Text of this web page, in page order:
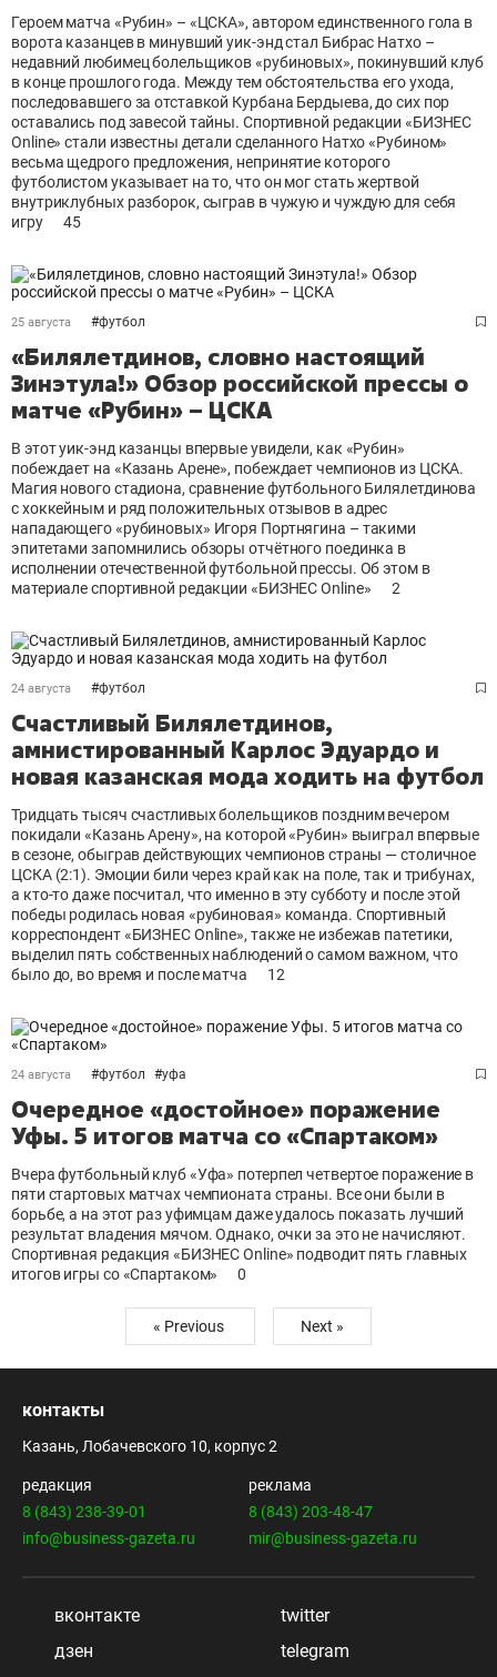
Героем матча «Рубин» – «ЦСКА», автором единственного гола в
ворота казанцев в минувший уик-энд стал Бибрас Натхо –
недавний любимец болельщиков «рубиновых», покинувший клуб
в конце прошлого года. Между тем обстоятельства его ухода,
последовавшего за отставкой Курбана Бердыева, до сих пор
оставались под завесой тайны. Спортивной редакции «БИЗНЕС
Online» стали известны детали сделанного Натхо «Рубином»
весьма щедрого предложения, непринятие которого
футболистом указывает на то, что он мог стать жертвой
внутриклубных разборок, сыграв в чужую и чуждую для себя
игру
45
25 августа #футбол
«Билялетдинов, словно настоящий
Зинэтула!» Обзор российской прессы о
матче «Рубин» – ЦСКА
В этот уик-энд казанцы впервые увидели, как «Рубин»
побеждает на «Казань Арене», побеждает чемпионов из ЦСКА.
Магия нового стадиона, сравнение футбольного Билялетдинова
с хоккейным и ряд положительных отзывов в адрес
нападающего «рубиновых» Игоря Портнягина – такими
эпитетами запомнились обзоры отчётного поединка в
исполнении отечественной футбольной прессы. Об этом в
материале спортивной редакции «БИЗНЕС Online»
2
24 августа #футбол
Счастливый Билялетдинов,
амнистированный Карлос Эдуардо и
новая казанская мода ходить на футбол
Тридцать тысяч счастливых болельщиков поздним вечером
покидали «Казань Арену», на которой «Рубин» выиграл впервые
в сезоне, обыграв действующих чемпионов страны — столичное
ЦСКА (2:1). Эмоции били через край как на поле, так и трибунах,
а кто-то даже посчитал, что именно в эту субботу и после этой
победы родилась новая «рубиновая» команда. Спортивный
корреспондент «БИЗНЕС Online», также не избежав патетики,
выделил пять собственных наблюдений о самом важном, что
было до, во время и после матча
12
24 августа #футбол #уфа
Очередное «достойное» поражение
Уфы. 5 итогов матча со «Спартаком»
Вчера футбольный клуб «Уфа» потерпел четвертое поражение в
пяти стартовых матчах чемпионата страны. Все они были в
борьбе, а на этот раз уфимцам даже удалось показать лучший
результат владения мячом. Однако, очки за это не начисляют.
Спортивная редакция «БИЗНЕС Online» подводит пять главных
итогов игры со «Спартаком»
0
« Previous Next »
контакты
Казань, Лобачевского 10, корпус 2
редакция
8 (843) 238-39-01
info@business-gazeta.ru
реклама
8 (843) 203-48-47
mir@business-gazeta.ru
вконтакте
twitter
дзен
telegram